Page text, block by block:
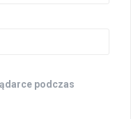
podczas